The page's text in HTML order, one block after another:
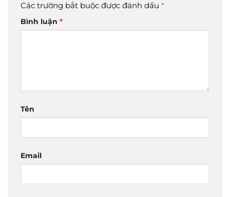
Các trường bắt buộc được đánh dấu *
Bình luận *
Tên
Email